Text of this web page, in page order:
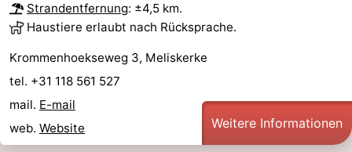
Schwimmbader
-
Reiten
-
Golfplatze
-
Sportangeln
Essen
Strandentfernung: ±4,5 km.
Haustiere erlaubt nach Rücksprache.
Krommenhoekseweg 3, Meliskerke
tel. +31 118 561 527
mail. E-mail
web. Website Weitere Informationen